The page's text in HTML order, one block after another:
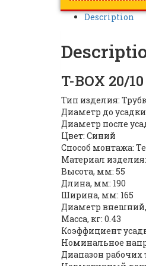
Description
T-BOX 20/
Тип изделия:
Диаметр до
Диаметр после
Цвет: Синий
Способ монтажа:
Материал
Высота, мм: 55
Длина, мм: 190
Ширина, мм: 165
Диаметр
Масса, кг: 0.43
Коэффициент
Номинальное
Диапазон рабочих